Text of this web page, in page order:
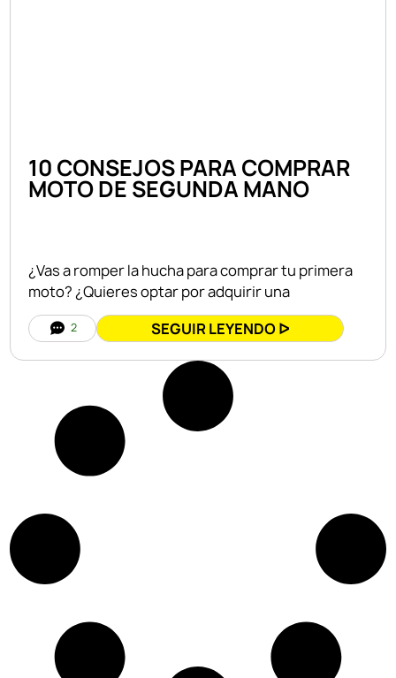
10 CONSEJOS PARA COMPRAR
MOTO DE SEGUNDA MANO
¿Vas a romper la hucha para comprar tu primera
moto? ¿Quieres optar por adquirir una
2 SEGUIR LEYENDO ᐅ